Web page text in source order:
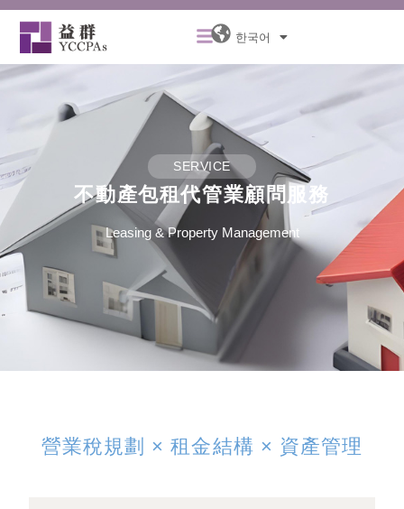
콘
로
기
Menu한국어
SERVICE
不動產包租代管業顧問服務
Leasing & Property Management
營業稅規劃 × 租金結構 × 資產管理